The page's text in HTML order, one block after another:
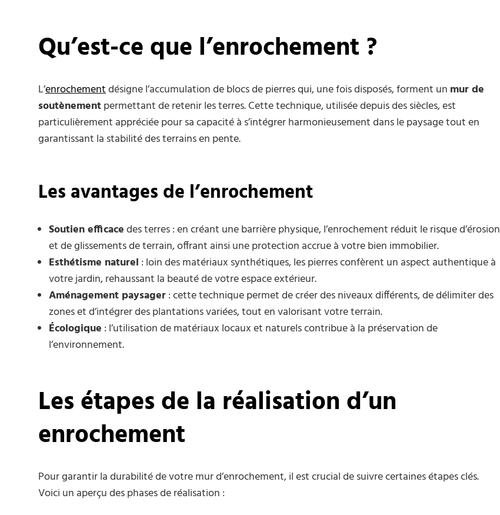
Qu’est-ce que l’enrochement ?
L’enrochementdésigne l’accumulation de blocs de pierres qui, une fois disposés, forment un mur de
soutènementpermettant de retenir les terres. Cette technique, utilisée depuis des siècles, est
particulièrement appréciée pour sa capacité à s’intégrer harmonieusement dans le paysage tout en
garantissant la stabilité des terrains en pente.
Les avantages de l’enrochement
Soutien efficacedes terres : en créant une barrière physique, l’enrochement réduit le risque d’érosion
et de glissements de terrain, offrant ainsi une protection accrue à votre bien immobilier.
Esthétisme naturel : loin des matériaux synthétiques, les pierres confèrent un aspect authentique à
votre jardin, rehaussant la beauté de votre espace extérieur.
Aménagement paysager: cette technique permet de créer des niveaux différents, de délimiter des
zones et d’intégrer des plantations variées, tout en valorisant votre terrain.
Écologique : l’utilisation de matériaux locaux et naturels contribue à la préservation de
l’environnement.
Les étapes de la réalisation d’un
enrochement
Pour garantir la durabilité de votre mur d’enrochement, il est crucial de suivre certaines étapes clés.
Voici un aperçu des phases de réalisation :